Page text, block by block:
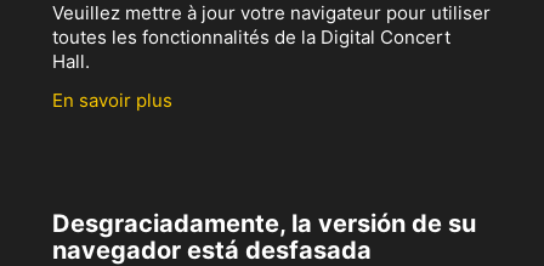
Veuillez mettre à jour votre navigateur pour utiliser
toutes les fonctionnalités de la Digital Concert
Hall.
En savoir plus
Desgraciadamente, la versión de su
navegador está desfasada